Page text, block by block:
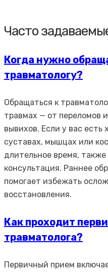
Часто
Когда нужно
травматологу?
Обращаться к
травмах — от переломов
вывихов. Если у вас есть
суставах, мышцах или
длительное время,
консультация. Раннее
помогает избежать
восстановления.
Как проходит
травматолога?
Первичный прием